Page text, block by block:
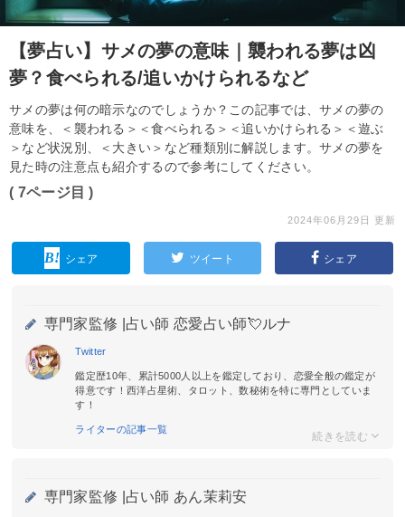
【夢占い】サメの夢の意味｜襲われる夢は凶
夢？食べられる/追いかけられるなど
サメの夢は何の暗示なのでしょうか？この記事では、サメの夢の
意味を、＜襲われる＞＜食べられる＞＜追いかけられる＞＜遊ぶ
＞など状況別、＜大きい＞など種類別に解説します。サメの夢を
見た時の注意点も紹介するので参考にしてください。
( 7ページ目 )
2024年06月29日 更新
シェア ツイート シェア
専門家監修 | 占い師 恋愛占い師💘ルナ
Twitter
鑑定歴10年、累計5000人以上を鑑定しており、恋愛全般の鑑定が
得意です！西洋占星術、タロット、数秘術を特に専門としていま
す！
ライターの記事一覧
専門家監修 | 占い師 あん茉莉安